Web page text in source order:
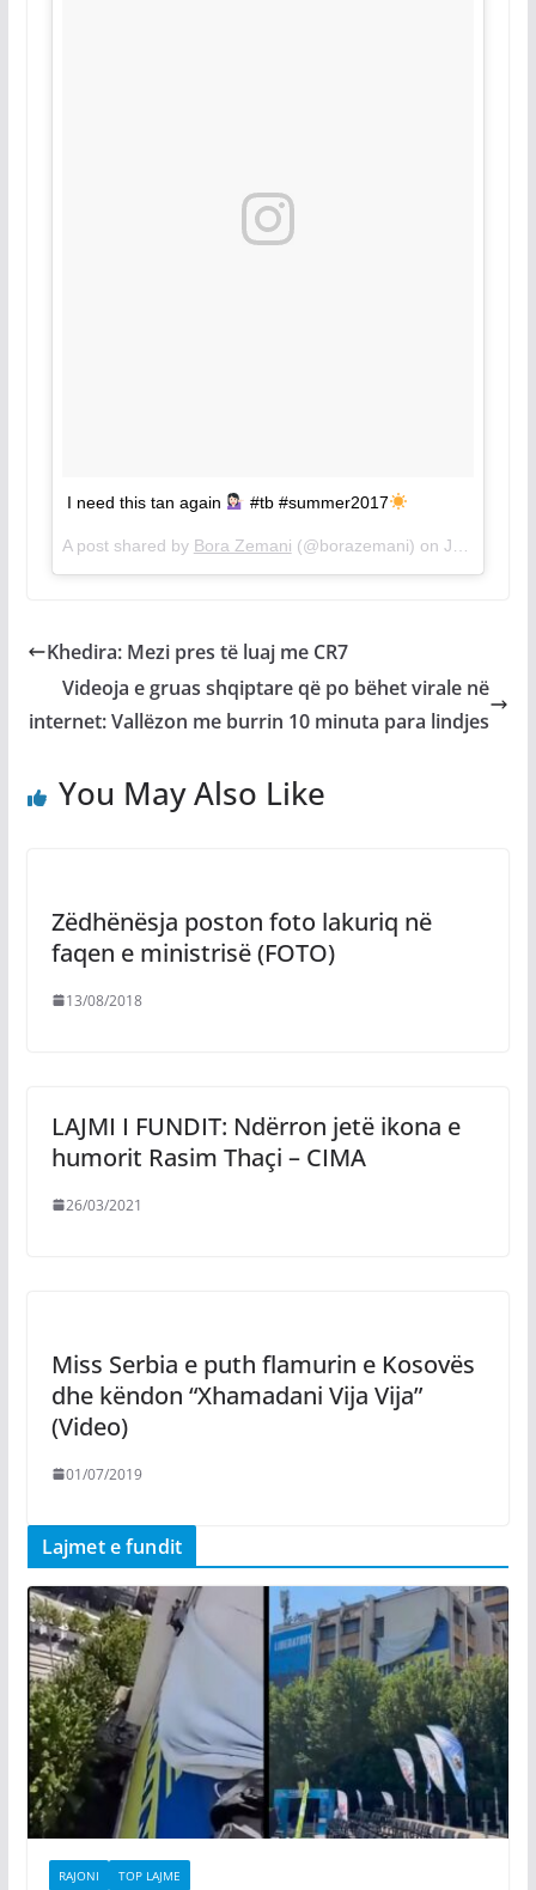
I need this tan again #tb #summer2017
A post shared by Bora Zemani (@borazemani) on Jul 4, 2018 at 3:08am PDT
Khedira: Mezi pres të luaj me CR7
Videoja e gruas shqiptare që po bëhet virale në
internet: Vallëzon me burrin 10 minuta para lindjes
You May Also Like
Zëdhënësja poston foto lakuriq në
faqen e ministrisë (FOTO)
13/08/2018
LAJMI I FUNDIT: Ndërron jetë ikona e
humorit Rasim Thaçi – CIMA
26/03/2021
Miss Serbia e puth flamurin e Kosovës
dhe këndon “Xhamadani Vija Vija”
(Video)
01/07/2019
Lajmet e fundit
RAJONI TOP LAJME